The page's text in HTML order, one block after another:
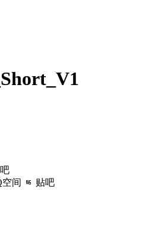
空间 贴吧